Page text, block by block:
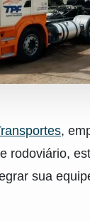
,
rodoviário,
sua